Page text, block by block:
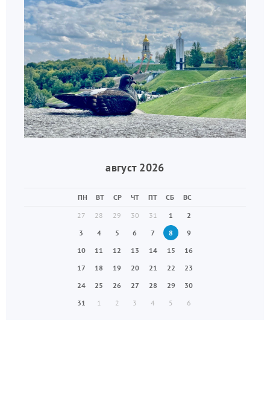
август 2026
ПН ВТ СР ЧТ ПТ СБ
ВС
27
28 29 30 31 1
2
3
4 5 6 7 8
9
10
11 12 13 14 15
16
17
18 19 20 21 22
23
24
25 26 27 28 29
30
31
1 2 3 4 5 6